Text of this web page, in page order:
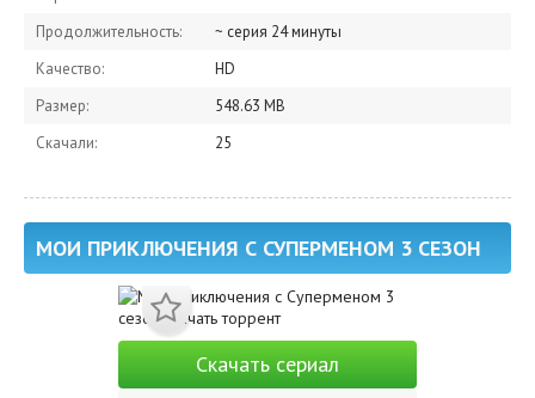
Продолжительность:
~ серия 24 минуты
Качество:
HD
Размер:
548.63 MB
Скачали:
25
МОИ ПРИКЛЮЧЕНИЯ С СУПЕРМЕНОМ 3 СЕЗОН
Скачать сериал